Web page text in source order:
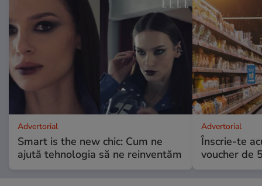
Advertorial
Smart is the new chic: Cum ne
ajută tehnologia să ne reinventăm
Advertorial
Înscrie-te
voucher de